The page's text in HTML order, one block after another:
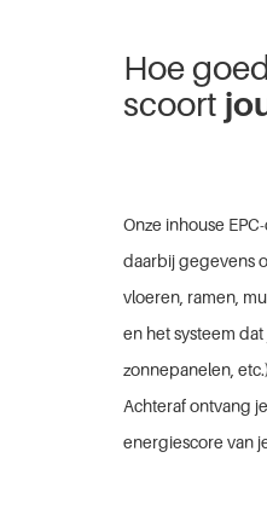
Hoe
scoort
Onze inhouse
daarbij gegevens
vloeren, ramen,
en het systeem
zonnepanelen,
Achteraf ontvang
energiescore van